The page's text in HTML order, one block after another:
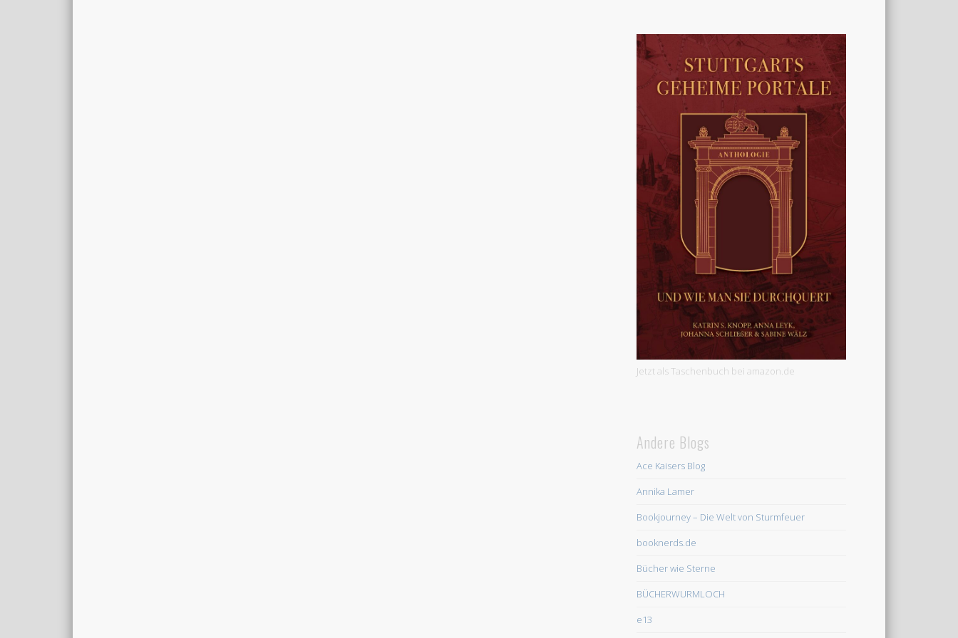
Jetzt als Taschenbuch bei amazon.de
Andere Blogs
Ace Kaisers Blog
Annika Lamer
Bookjourney – Die Welt von Sturmfeuer
booknerds.de
Bücher wie Sterne
BÜCHERWURMLOCH
e13